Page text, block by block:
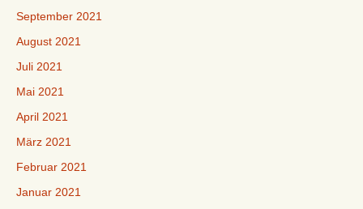
September 2021
August 2021
Juli 2021
Mai 2021
April 2021
März 2021
Februar 2021
Januar 2021